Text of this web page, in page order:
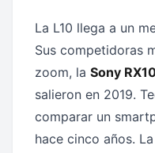
La L10 llega a un
Sus competidoras
zoom, la Sony
salieron en 2019.
comparar un
hace cinco años.